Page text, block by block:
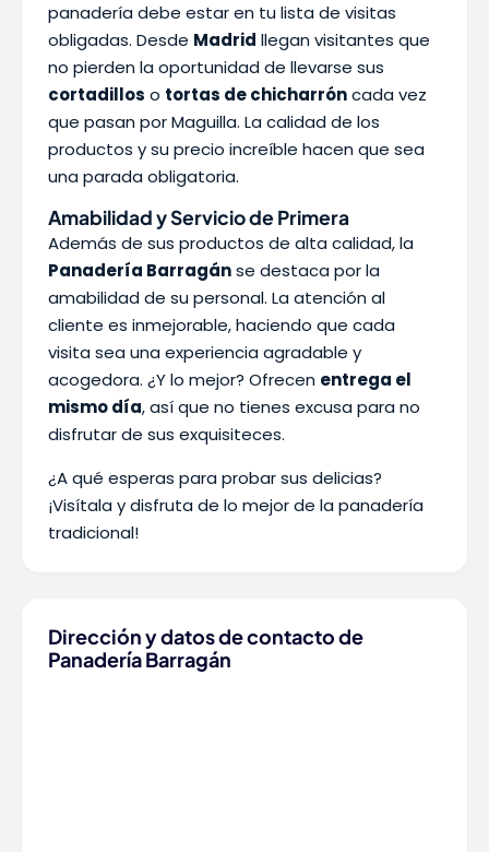
panadería debe estar en tu lista de visitas
obligadas. Desde Madrid llegan visitantes que
no pierden la oportunidad de llevarse sus
cortadillos o tortas de chicharróncada vez
que pasan por Maguilla. La calidad de los
productos y su precio increíble hacen que sea
una parada obligatoria.
Amabilidad y Servicio de Primera
Además de sus productos de alta calidad, la
Panadería Barragánse destaca por la
amabilidad de su personal. La atención al
cliente es inmejorable, haciendo que cada
visita sea una experiencia agradable y
acogedora. ¿Y lo mejor? Ofrecen entrega el
mismo día, así que no tienes excusa para no
disfrutar de sus exquisiteces.
¿A qué esperas para probar sus delicias?
¡Visítala y disfruta de lo mejor de la panadería
tradicional!
Dirección y datos de contacto de
Panadería Barragán